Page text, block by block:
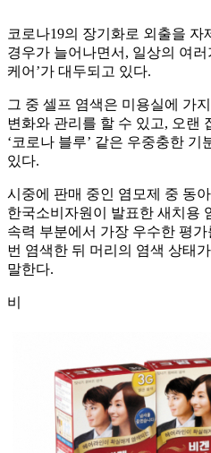
코로나19의 장기화로 외출을
경우가 늘어나면서, 일상의 여러
케어’가 대두되고 있다.
그 중 셀프 염색은 미용실에 가
변화와 관리를 할 수 있고, 오랜
‘코로나 블루’ 같은 우중충한
있다.
시중에 판매 중인 염모제 중 동
한국소비자원이 발표한 새치용
속력 부분에서 가장 우수한 평
번 염색한 뒤 머리의 염색 상태
말한다.
비